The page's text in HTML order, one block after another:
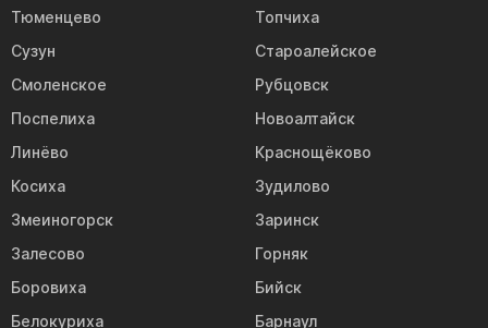
Тюменцево
Топчиха
Сузун
Староалейское
Смоленское
Рубцовск
Поспелиха
Новоалтайск
Линёво
Краснощёково
Косиха
Зудилово
Змеиногорск
Заринск
Залесово
Горняк
Боровиха
Бийск
Белокуриха
Барнаул